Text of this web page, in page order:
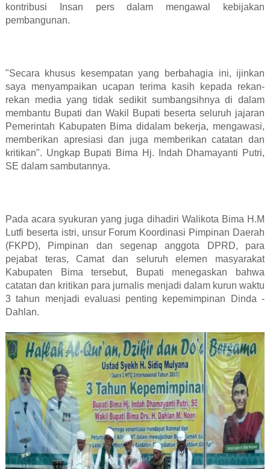
kontribusi Insan pers dalam mengawal kebijakan
pembangunan.
"Secara khusus kesempatan yang berbahagia ini, ijinkan
saya menyampaikan ucapan terima kasih kepada rekan-
rekan media yang tidak sedikit sumbangsihnya di dalam
membantu Bupati dan Wakil Bupati beserta seluruh jajaran
Pemerintah Kabupaten Bima didalam bekerja, mengawasi,
memberikan apresiasi dan juga memberikan catatan dan
kritikan". Ungkap Bupati Bima Hj. Indah Dhamayanti Putri,
SE dalam sambutannya.
Pada acara syukuran yang juga dihadiri Walikota Bima H.M
Lutfi beserta istri, unsur Forum Koordinasi Pimpinan Daerah
(FKPD), Pimpinan dan segenap anggota DPRD, para
pejabat teras, Camat dan seluruh elemen masyarakat
Kabupaten Bima tersebut, Bupati menegaskan bahwa
catatan dan kritikan para jurnalis menjadi dalam kurun waktu
3 tahun menjadi evaluasi penting kepemimpinan Dinda -
Dahlan.